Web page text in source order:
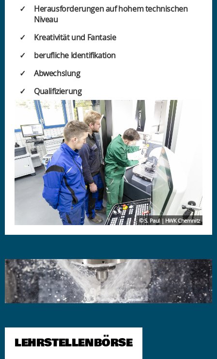
Herausforderungen auf hohem technischen
Niveau
Kreativität und Fantasie
berufliche Identifikation
Abwechslung
Qualifizierung
© S. Paul | HWK Chemnitz
LEHRSTELLENBÖRSE